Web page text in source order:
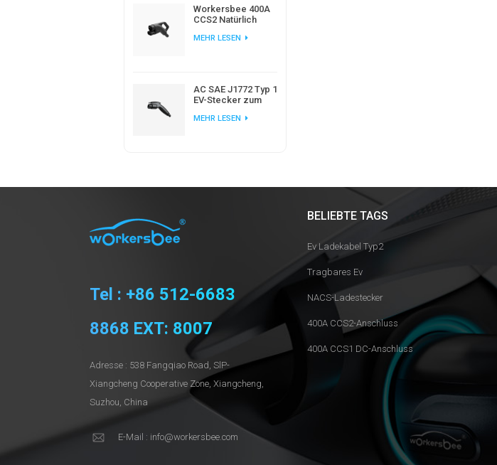
Workersbee 400A
CCS2 Natürlich
Anschluss für
MEHR LESEN
AC SAE J1772 Typ 1
EV-Stecker zum
Elektroautos
MEHR LESEN
Tel : +86 512-6683
8868 EXT: 8007
Adresse : 538 Fangqiao Road, SlP-
Xiangcheng Cooperative Zone, Xiangcheng,
Suzhou, China
E-Mail : info@workersbee.com
BELIEBTE TAGS
Ev Ladekabel Typ2
Tragbares Ev
NACS-Ladestecker
400A CCS2-Anschluss
400A CCS1 DC-Anschluss